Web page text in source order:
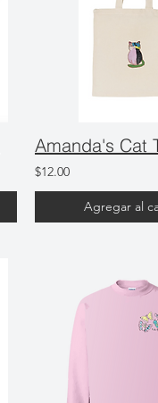
Amanda's Cat
$12.00
Agregar al